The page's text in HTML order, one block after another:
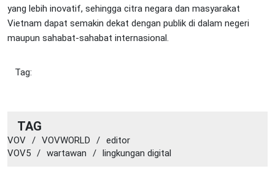
yang lebih inovatif, sehingga citra negara dan masyarakat
Vietnam dapat semakin dekat dengan publik di dalam negeri
maupun sahabat-sahabat internasional.
Tag:
TAG
VOV / VOVWORLD / editor
VOV5
/ wartawan / lingkungan digital